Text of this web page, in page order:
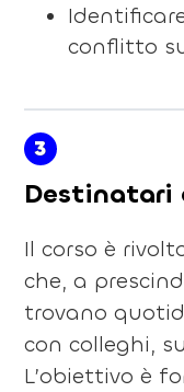
conflitto
3
Destinatari
Il corso è
che, a
trovano
con colleghi,
L’obiettivo è